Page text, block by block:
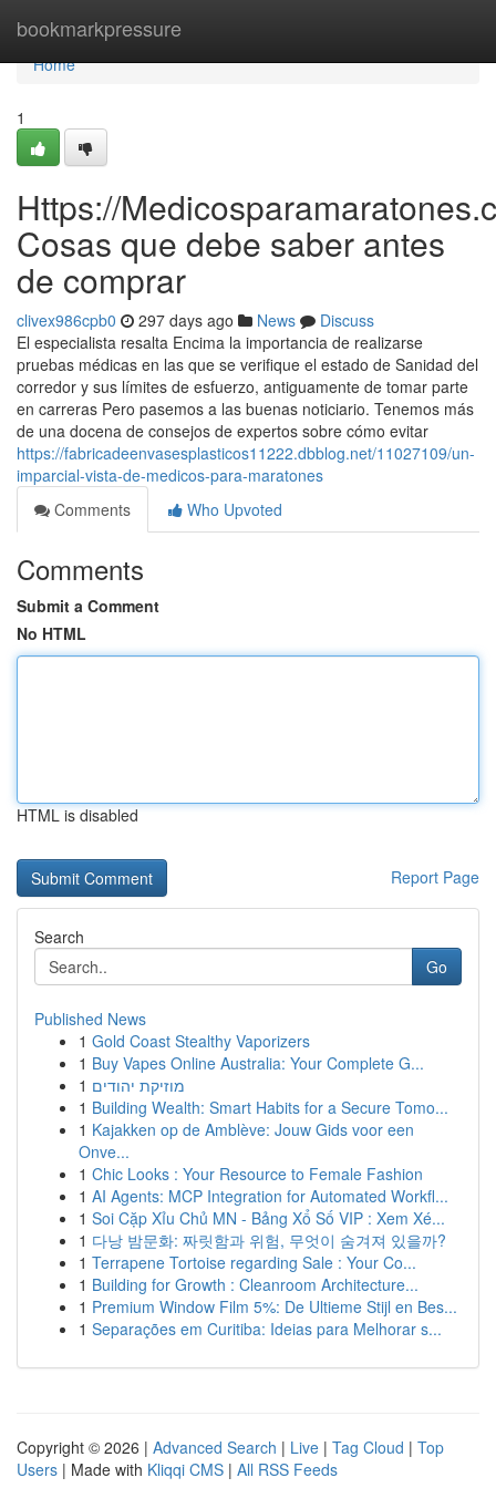
bookmarkpressure
Home
Home
1
Https://
Cosas que debe saber antes
de comprar
clivex986cpb0 297 days ago News
Discuss
El especialista resalta Encima la importancia de realizarse
pruebas médicas en las que se verifique el estado de Sanidad del
corredor y sus límites de esfuerzo, antiguamente de tomar parte
en carreras Pero pasemos a las buenas noticiario. Tenemos más
de una docena de consejos de expertos sobre cómo evitar
https://fabricadeenvasesplasticos11222.dbblog.net/11027109/un-
imparcial-vista-de-medicos-para-maratones
Comments
Who Upvoted
Comments
Submit a Comment
No HTML
HTML is disabled
Report Page
Search
Go
Published News
1 Gold Coast Stealthy Vaporizers
1 Buy Vapes Online Australia: Your Complete G...
1 מוזיקת יהודים
1 Building Wealth: Smart Habits for a Secure Tomo...
1 Kajakken op de Amblève: Jouw Gids voor een
Onve...
1 Chic Looks : Your Resource to Female Fashion
1 AI Agents: MCP Integration for Automated Workfl...
1 Soi Cặp Xỉu Chủ MN - Bảng Xổ Số VIP : Xem Xé...
1 다낭 밤문화: 짜릿함과 위험, 무엇이 숨겨져 있을까?
1 Terrapene Tortoise regarding Sale : Your Co...
1 Building for Growth : Cleanroom Architecture...
1 Premium Window Film 5%: De Ultieme Stijl en Bes...
1 Separações em Curitiba: Ideias para Melhorar s...
Copyright © 2026 | Advanced Search | Live | Tag Cloud | Top
Users | Made with Kliqqi CMS | All RSS Feeds